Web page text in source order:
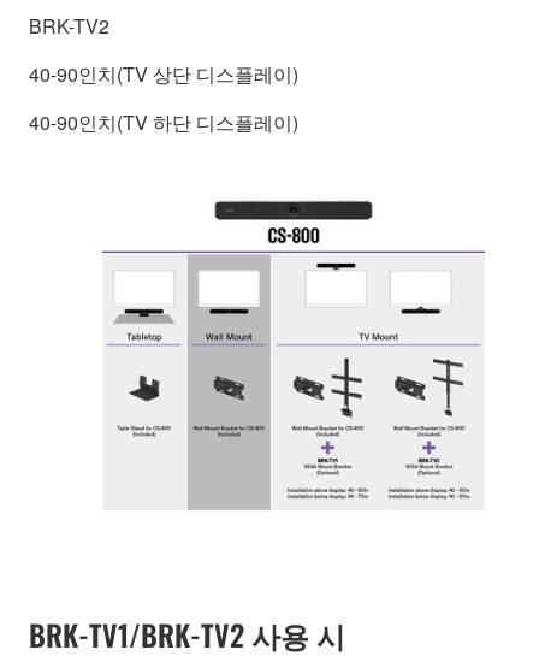
BRK-TV2
40-90인치(TV 상단 디스플레이)
40-90인치(TV 하단 디스플레이)
BRK-TV1/BRK-TV2 사용 시